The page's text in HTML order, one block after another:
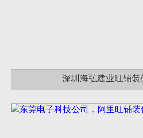
深圳海弘建业旺铺装